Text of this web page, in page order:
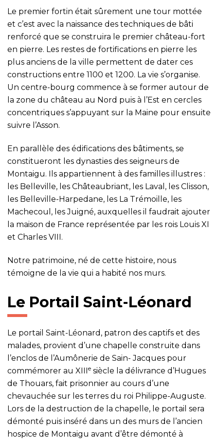
Le premier fortin était sûrement une tour mottée
et c’est avec la naissance des techniques de bâti
renforcé que se construira le premier château-fort
en pierre. Les restes de fortifications en pierre les
plus anciens de la ville permettent de dater ces
constructions entre 1100 et 1200. La vie s’organise.
Un centre-bourg commence à se former autour de
la zone du château au Nord puis à l’Est en cercles
concentriques s’appuyant sur la Maine pour ensuite
suivre l’Asson.
En parallèle des édifications des bâtiments, se
constitueront les dynasties des seigneurs de
Montaigu. Ils appartiennent à des familles illustres :
les Belleville, les Châteaubriant, les Laval, les Clisson,
les Belleville-Harpedane, les La Trémoille, les
Machecoul, les Juigné, auxquelles il faudrait ajouter
la maison de France représentée par les rois Louis XI
et Charles VIII.
Notre patrimoine, né de cette histoire, nous
témoigne de la vie qui a habité nos murs.
Le Portail Saint-Léonard
Le portail Saint-Léonard, patron des captifs et des
malades, provient d’une chapelle construite dans
l’enclos de l’Aumônerie de Sain- Jacques pour
commémorer au XIIIe siècle la délivrance d’Hugues
de Thouars, fait prisonnier au cours d’une
chevauchée sur les terres du roi Philippe-Auguste.
Lors de la destruction de la chapelle, le portail sera
démonté puis inséré dans un des murs de l’ancien
hospice de Montaigu avant d’être démonté à